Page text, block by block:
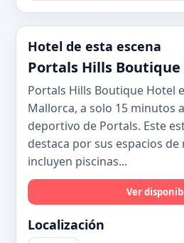
Hotel de esta escena
Portals Hills
Portals Hills Boutique Hotel
Mallorca, a solo 15 minutos
deportivo de Portals. Este
destaca por sus espacios
incluyen piscinas...
Ver
Localización